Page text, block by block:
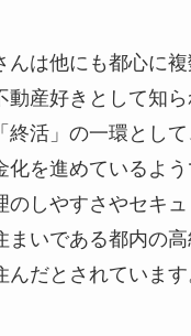
んは他にも都心に
動産好きとして知
終活」の一環とし
化を進めているよ
のしやすさやセキ
まいである都内の
んだとされています